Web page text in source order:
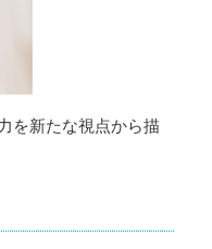
を新たな視点から描